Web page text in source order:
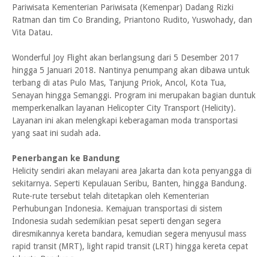
Pariwisata Kementerian Pariwisata (Kemenpar) Dadang Rizki
Ratman dan tim Co Branding, Priantono Rudito, Yuswohady, dan
Vita Datau.
Wonderful Joy Flight akan berlangsung dari 5 Desember 2017
hingga 5 Januari 2018. Nantinya penumpang akan dibawa untuk
terbang di atas Pulo Mas, Tanjung Priok, Ancol, Kota Tua,
Senayan hingga Semanggi. Program ini merupakan bagian duntuk
memperkenalkan layanan Helicopter City Transport (Helicity).
Layanan ini akan melengkapi keberagaman moda transportasi
yang saat ini sudah ada.
Penerbangan ke Bandung
Helicity sendiri akan melayani area Jakarta dan kota penyangga di
sekitarnya. Seperti Kepulauan Seribu, Banten, hingga Bandung.
Rute-rute tersebut telah ditetapkan oleh Kementerian
Perhubungan Indonesia. Kemajuan transportasi di sistem
Indonesia sudah sedemikian pesat seperti dengan segera
diresmikannya kereta bandara, kemudian segera menyusul mass
rapid transit (MRT), light rapid transit (LRT) hingga kereta cepat